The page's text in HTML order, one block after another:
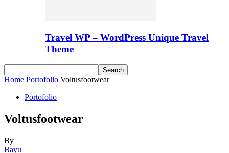
Travel WP – WordPress Unique Travel
Theme
Home Portofolio Voltusfootwear
Portofolio
Voltusfootwear
By
Bayu